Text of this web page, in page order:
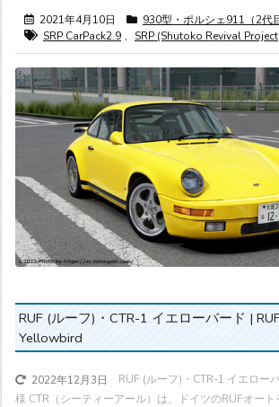
2021年4月10日 930型・ポルシェ911（2代
SRP CarPack2.9 , SRP (Shutoko Revival
RUF (ルーフ)・CTR-1 イエローバード |
Yellowbird
2022年12月3日
RUF (ルーフ)・CTR-1 イエロー
様 CTR（シーティーアール）は、ドイツのRUFオー